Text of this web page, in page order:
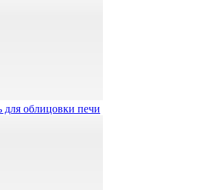
для облицовки печи